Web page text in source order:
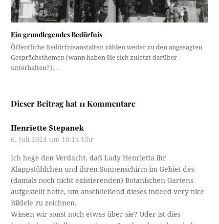
Ein grundlegendes Bedürfnis
Öffentliche Bedürfnisanstalten zählen weder zu den angesagten
Gesprächsthemen (wann haben Sie sich zuletzt darüber
unterhalten?),…
Dieser Beitrag hat 11 Kommentare
Henriette Stepanek
6. Juli 2024 um 10:14 Uhr
Ich hege den Verdacht, daß Lady Henrietta ihr
Klappstühlchen und ihren Sonnenschirm im Gebiet des
(damals noch nicht existierenden) Botanischen Gartens
aufgestellt hatte, um anschließend dieses indeed very nice
Bildele zu zeichnen.
Wissen wir sonst noch etwas über sie? Oder ist dies